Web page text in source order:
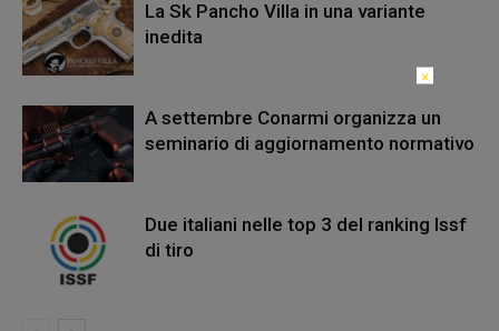
La Sk Pancho Villa in una variante
inedita
A settembre Conarmi organizza un
seminario di aggiornamento normativo
Due italiani nelle top 3 del ranking Issf
di tiro
×